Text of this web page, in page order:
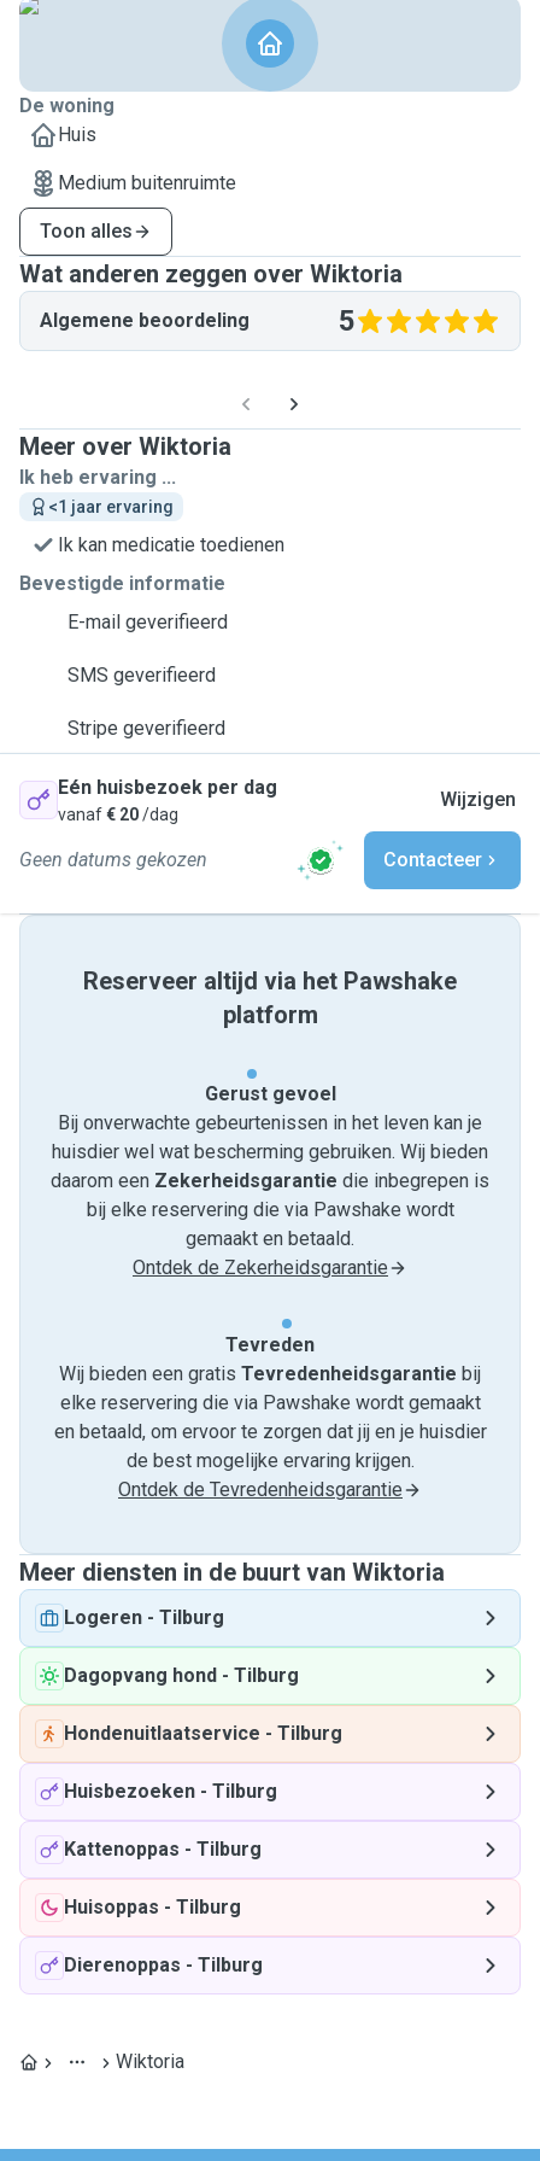
De woning
Huis
Medium buitenruimte
Toon alles
Wat anderen zeggen over Wiktoria
Algemene beoordeling 5
Meer over Wiktoria
Ik heb ervaring ...
<1 jaar ervaring
Ik kan medicatie toedienen
Bevestigde informatie
E-mail geverifieerd
SMS geverifieerd
Stripe geverifieerd
Eén huisbezoek per dag
vanaf€ 20/dag
Wijzigen
Geen datums gekozen Contacteer
Reserveer altijd via het Pawshake
platform
Gerust gevoel
Bij onverwachte gebeurtenissen in het leven kan je
huisdier wel wat bescherming gebruiken. Wij bieden
daarom een Zekerheidsgarantie die inbegrepen is
bij elke reservering die via Pawshake wordt
gemaakt en betaald.
Ontdek de Zekerheidsgarantie
Tevreden
Wij bieden een gratis Tevredenheids­garantie bij
elke reservering die via Pawshake wordt gemaakt
en betaald, om ervoor te zorgen dat jij en je huisdier
de best mogelijke ervaring krijgen.
Ontdek de Tevredenheidsgarantie
Meer diensten in de buurt van Wiktoria
Logeren - Tilburg
Dagopvang hond - Tilburg
Hondenuitlaatservice - Tilburg
Huisbezoeken - Tilburg
Kattenoppas - Tilburg
Huisoppas - Tilburg
Dierenoppas - Tilburg
Wiktoria